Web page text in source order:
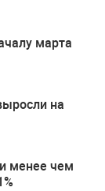
марта
на
менее чем